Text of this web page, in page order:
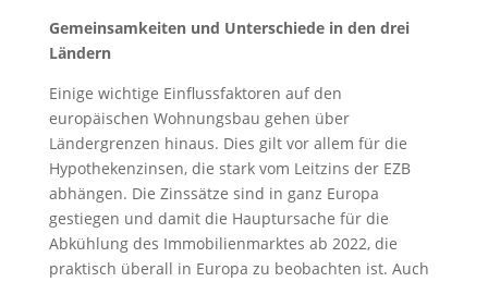
Gemeinsamkeiten und Unterschiede in den drei
Ländern
Einige wichtige Einflussfaktoren auf den
europäischen Wohnungsbau gehen über
Ländergrenzen hinaus. Dies gilt vor allem für die
Hypothekenzinsen, die stark vom Leitzins der EZB
abhängen. Die Zinssätze sind in ganz Europa
gestiegen und damit die Hauptursache für die
Abkühlung des Immobilienmarktes ab 2022, die
praktisch überall in Europa zu beobachten ist. Auch